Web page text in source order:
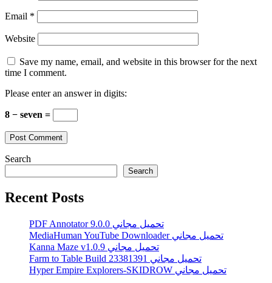
Email *
Website
Save my name, email, and website in this browser for the next
time I comment.
Please enter an answer in digits:
8 − seven =
Search
Search
Recent Posts
PDF Annotator 9.0.0 تحميل مجاني
MediaHuman YouTube Downloader تحميل مجاني
Kanna Maze v1.0.9 تحميل مجاني
Farm to Table Build 23381391 تحميل مجاني
Hyper Empire Explorers-SKIDROW تحميل مجاني